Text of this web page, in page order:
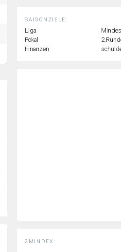
SAISONZIELE:
Liga
Pokal
Finanzen
2MINDEX: